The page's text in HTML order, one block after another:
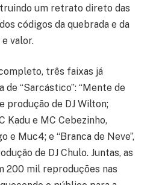
um retrato direto das
códigos da quebrada e da
valor.
três faixas já
de “Sarcástico”: “Mente de
produção de DJ Wilton;
Kadu e MC Cebezinho,
e Muc4; e “Branca de Neve”,
de DJ Chulo. Juntas, as
200 mil reproduções nas